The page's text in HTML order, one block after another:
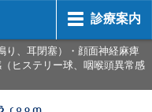
診療案内
り、耳閉塞）・顔面神経麻痺
ヒステリー球、咽喉頭異常感